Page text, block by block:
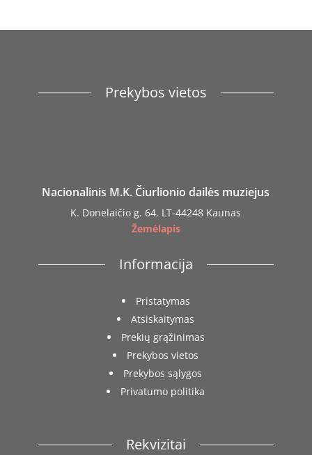
Prekybos vietos
Nacionalinis M.K. Čiurlionio dailės muziejus
K. Donelaičio g. 64, LT-44248 Kaunas
Žemėlapis
Informacija
Pristatymas
Atsiskaitymas
Prekių grąžinimas
Prekybos vietos
Prekybos sąlygos
Privatumo politika
Rekvizitai